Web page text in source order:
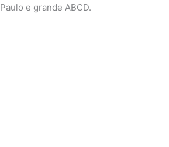
Paulo e grande ABCD.